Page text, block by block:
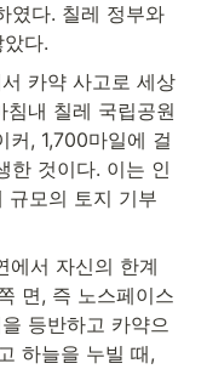
였다. 칠레 정부와
다.
카약 사고로 세상
내 칠레 국립공원
, 1,700마일에 걸
한 것이다. 이는 인
규모의 토지 기부
에서 자신의 한계
면, 즉 노스페이스
등반하고 카약으
하늘을 누빌 때,